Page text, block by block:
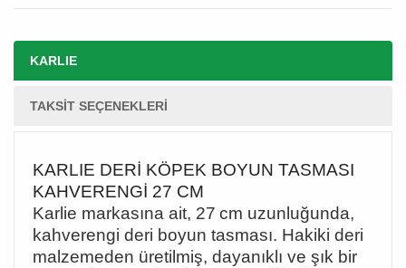
KARLIE
TAKSIT SEÇENEKLERI
KARLIE DERİ KÖPEK BOYUN TASMASI
KAHVERENGİ 27 CM
Karlie markasına ait, 27 cm uzunluğunda,
kahverengi deri boyun tasması. Hakiki deri
malzemeden üretilmiş, dayanıklı ve şık bir